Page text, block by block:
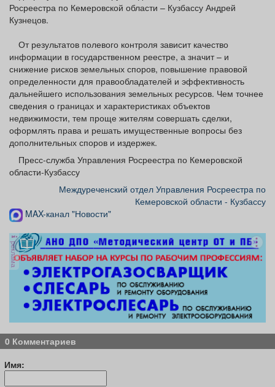
Росреестра по Кемеровской области – Кузбассу Андрей
Кузнецов.
От результатов полевого контроля зависит качество
информации в государственном реестре, а значит – и
снижение рисков земельных споров, повышение правовой
определенности для правообладателей и эффективность
дальнейшего использования земельных ресурсов. Чем точнее
сведения о границах и характеристиках объектов
недвижимости, тем проще жителям совершать сделки,
оформлять права и решать имущественные вопросы без
дополнительных споров и издержек.
Пресс-служба Управления Росреестра по Кемеровской
области-Кузбассу
Междуреченский отдел Управления Росреестра по
Кемеровской области - Кузбассу
MAX-канал "Новости"
реклама
0 Комментариев
Имя: